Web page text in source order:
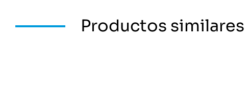
Productos similares